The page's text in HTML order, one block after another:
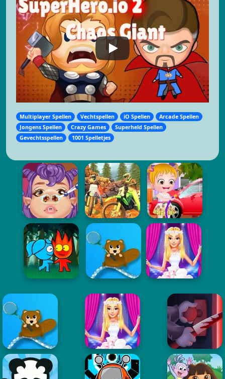
Multiplayer Spellen Vechtspellen iO Spellen
Arcade Spellen
Jongens Spellen
Crazy Games
Superheld Spellen
Gevechtsspellen
1001 Spelletjes